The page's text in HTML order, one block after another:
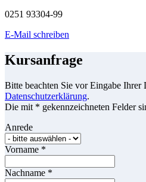
0251 93304-99
E-Mail schreiben
Kursanfrage
Bitte beachten Sie vor Eingabe Ihrer
Datenschutzerklärung.
Die mit * gekennzeichneten Felder
Anrede
Vorname *
Nachname *